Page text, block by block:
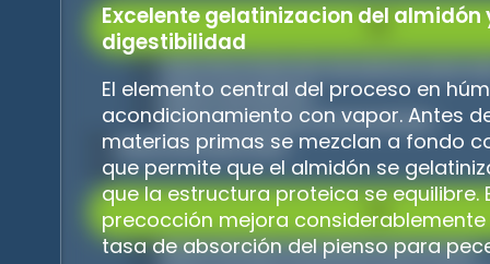
Línea de producción de piensos para
Fábrica de piensos
Fábrica de piensos premezclados
Planta de Aqua Feed
Planta flotante de piensos para peces
Excelente gelatinizacion del almidón
digestibilidad
El elemento central del proceso en
acondicionamiento con vapor. Antes
materias primas se mezclan a fondo
que permite que el almidón se
que la estructura proteica se equilibre.
precocción mejora
tasa de absorción del pienso para